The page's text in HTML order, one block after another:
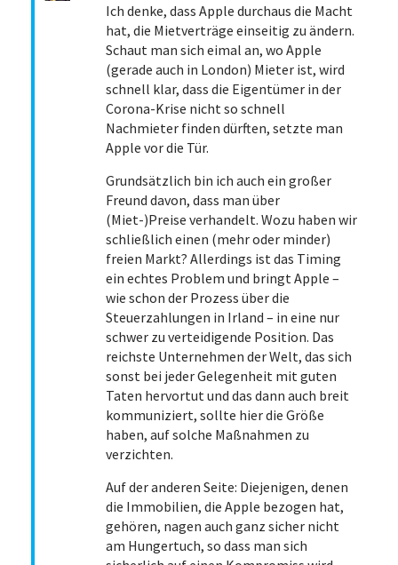
Ich denke, dass Apple durchaus die Macht
hat, die Mietverträge einseitig zu ändern.
Schaut man sich eimal an, wo Apple
(gerade auch in London) Mieter ist, wird
schnell klar, dass die Eigentümer in der
Corona-Krise nicht so schnell
Nachmieter finden dürften, setzte man
Apple vor die Tür.
Grundsätzlich bin ich auch ein großer
Freund davon, dass man über
(Miet-)Preise verhandelt. Wozu haben wir
schließlich einen (mehr oder minder)
freien Markt? Allerdings ist das Timing
ein echtes Problem und bringt Apple –
wie schon der Prozess über die
Steuerzahlungen in Irland – in eine nur
schwer zu verteidigende Position. Das
reichste Unternehmen der Welt, das sich
sonst bei jeder Gelegenheit mit guten
Taten hervortut und das dann auch breit
kommuniziert, sollte hier die Größe
haben, auf solche Maßnahmen zu
verzichten.
Auf der anderen Seite: Diejenigen, denen
die Immobilien, die Apple bezogen hat,
gehören, nagen auch ganz sicher nicht
am Hungertuch, so dass man sich